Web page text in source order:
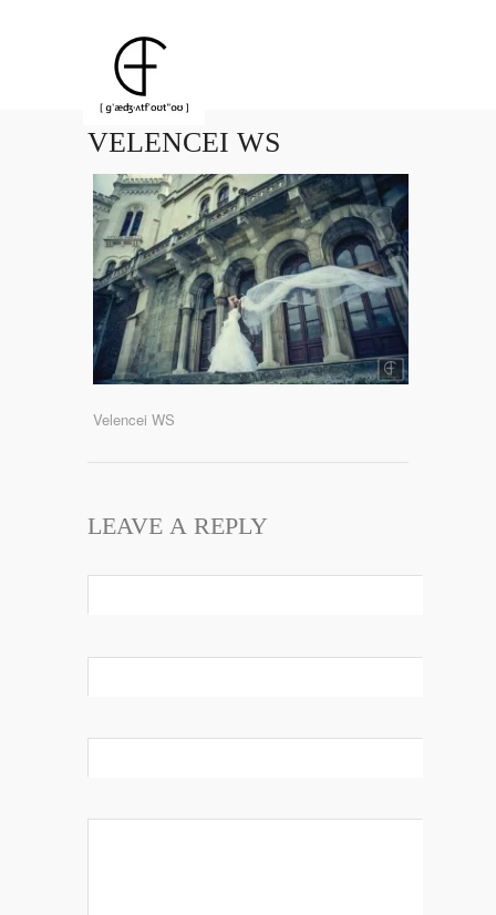
VELENCEI WS
Velencei WS
LEAVE A REPLY